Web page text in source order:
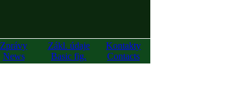
Zprávy
News
Zákl. údaje
Basic fig.
Kontakty
Contacts